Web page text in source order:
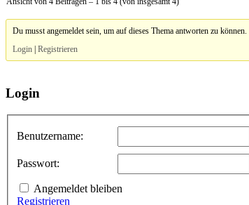
Du musst angemeldet sein, um auf dieses Thema antworten zu können.
Login |Registrieren
Login
Benutzername:
Passwort:
Angemeldet bleiben
Registrieren